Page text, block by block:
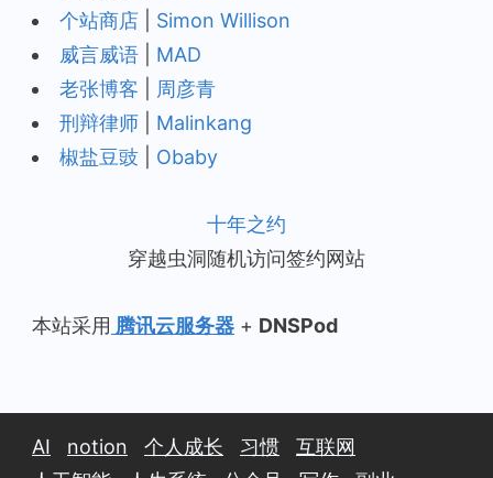
个站商店
Simon Willison
威言威语
MAD
老张博客
周彦青
刑辩律师
Malinkang
椒盐豆豉
Obaby
十年之约
穿越虫洞随机访问签约网站
本站采用 腾讯云服务器 + DNSPod
AI notion 个人成长 习惯
互联网